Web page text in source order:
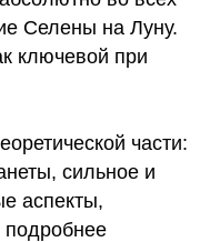
Селены на Луну.
ключевой при
части:
сильное и
аспекты,
подробнее